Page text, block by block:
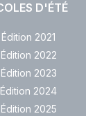
D'ÉTÉ
Édition 2021
Édition 2022
Édition 2023
Édition 2024
Édition 2025